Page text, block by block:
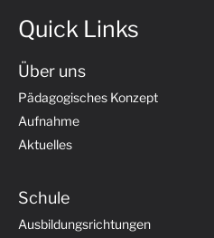
Quick Links
Über uns
Pädagogisches Konzept
Aufnahme
Aktuelles
Schule
Ausbildungsrichtungen